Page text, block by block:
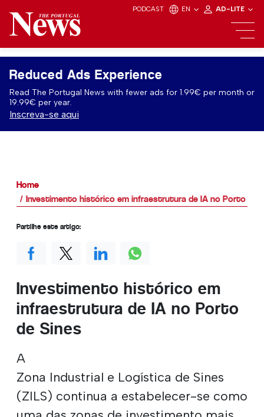
PODCAST EN AD-LITE
Reduced Ads Experience
Read The Portugal News with fewer ads for 1.99€ per month or
19.99€ per year.
Inscreva-se aqui
Home
Investimento histórico em infraestrutura de IA no Porto de
Investimento histórico em
infraestrutura de IA no Porto
de Sines
A
Zona Industrial e Logística de Sines
(ZILS) continua a estabelecer-se como
Partilhe este artigo: